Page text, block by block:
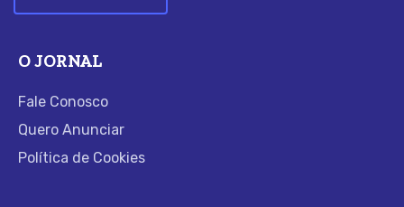
O JORNAL
Fale Conosco
Quero Anunciar
Política de Cookies